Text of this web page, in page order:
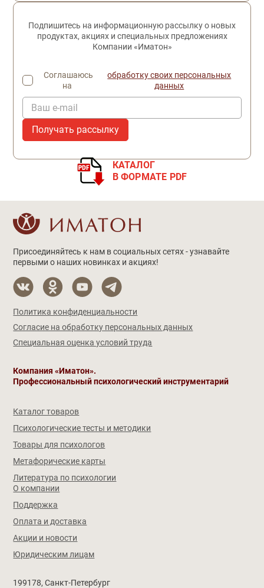
Подпишитесь на информационную рассылку о новых
продуктах, акциях и специальных предложениях
Компании «Иматон»
Соглашаюсь
на
обработку своих персональных
данных
Ваш e-mail
КАТАЛОГ
В ФОРМАТЕ PDF
Присоединяйтесь к нам в социальных сетях - узнавайте
первыми о наших новинках и акциях!
Политика конфиденциальности
Согласие на обработку персональных данных
Специальная оценка условий труда
Компания «Иматон».
Профессиональный психологический инструментарий
Каталог товаров
Психологические тесты и методики
Товары для психологов
Метафорические карты
Литература по психологии
О компании
Поддержка
Оплата и доставка
Акции и новости
Юридическим лицам
199178, Санкт-Петербург